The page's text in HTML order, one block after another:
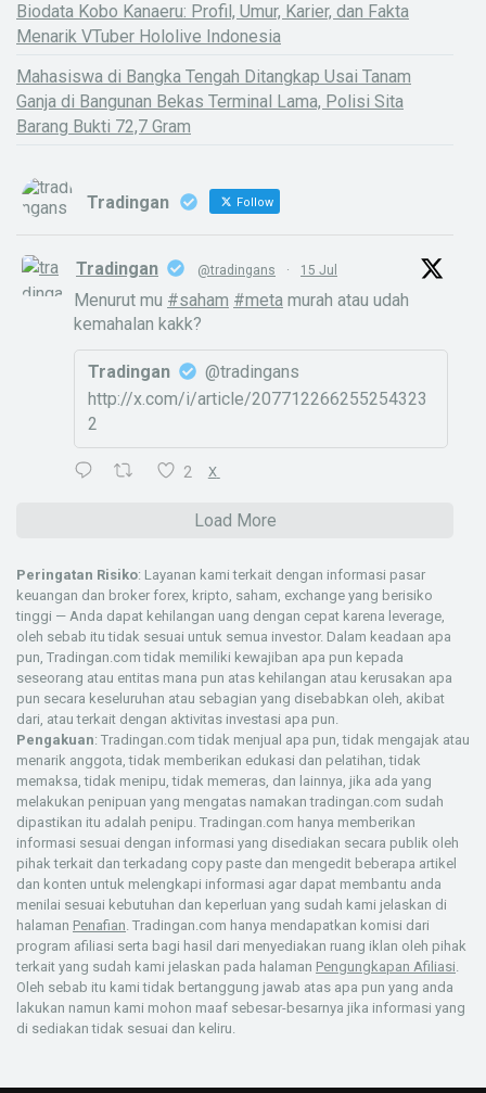
Biodata Kobo Kanaeru: Profil, Umur, Karier, dan Fakta
Menarik VTuber Hololive Indonesia
Mahasiswa di Bangka Tengah Ditangkap Usai Tanam
Ganja di Bangunan Bekas Terminal Lama, Polisi Sita
Barang Bukti 72,7 Gram
Tradingan Follow
Tradingan @tradingans · 15 Jul
Menurut mu #saham #meta murah atau udah
kemahalan kakk?
Tradingan
@tradingans
http://x.com/i/article/207712266255254323
2
2 X
Load More
Peringatan Risiko: Layanan kami terkait dengan informasi pasar
keuangan dan broker forex, kripto, saham, exchange yang berisiko
tinggi — Anda dapat kehilangan uang dengan cepat karena leverage,
oleh sebab itu tidak sesuai untuk semua investor. Dalam keadaan apa
pun, Tradingan.com tidak memiliki kewajiban apa pun kepada
seseorang atau entitas mana pun atas kehilangan atau kerusakan apa
pun secara keseluruhan atau sebagian yang disebabkan oleh, akibat
dari, atau terkait dengan aktivitas investasi apa pun.
Pengakuan: Tradingan.com tidak menjual apa pun, tidak mengajak atau
menarik anggota, tidak memberikan edukasi dan pelatihan, tidak
memaksa, tidak menipu, tidak memeras, dan lainnya, jika ada yang
melakukan penipuan yang mengatas namakan tradingan.com sudah
dipastikan itu adalah penipu. Tradingan.com hanya memberikan
informasi sesuai dengan informasi yang disediakan secara publik oleh
pihak terkait dan terkadang copy paste dan mengedit beberapa artikel
dan konten untuk melengkapi informasi agar dapat membantu anda
menilai sesuai kebutuhan dan keperluan yang sudah kami jelaskan di
halaman Penafian . Tradingan.com hanya mendapatkan komisi dari
program afiliasi serta bagi hasil dari menyediakan ruang iklan oleh pihak
terkait yang sudah kami jelaskan pada halaman Pengungkapan Afiliasi
Oleh sebab itu kami tidak bertanggung jawab atas apa pun yang anda
lakukan namun kami mohon maaf sebesar-besarnya jika informasi yang
di sediakan tidak sesuai dan keliru.